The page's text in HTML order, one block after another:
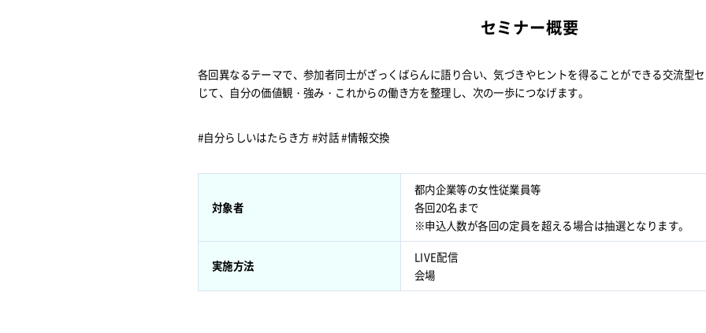
セミナー概要
各回異なるテーマで、参加者同士がざっくばらんに語り合い、気づきやヒントを得ることができる交流型
じて、自分の価値観・強み・これからの働き方を整理し、次の一歩につなげます。
#自分らしいはたらき方 #対話 #情報交換
対象者
都内企業等の女性従業員等
各回20名まで
※申込人数が各回の定員を超える場合は抽選となります。
実施方法
LIVE配信
会場